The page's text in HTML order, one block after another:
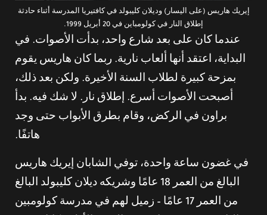
إيريك هاريس (على اليسار) وديلان كليبولد في كافتيريا المدرسة أثناء حادثة
إطلاق النار في كولومباين في 20 أبريل 1999.
عندما كان على بعد شارع واحد، بدأت الأصوات. في
البداية، اعتقد أنها ألعاب نارية. ربما كان هاريس يقوم
بمزحة كبيرة لطلاب السنة الأخيرة. ولكن بعد ذلك،
أصبحت الأصوات أسرع. إطلاق نار. لا شك فيه. بدأ
براون في الركض، وقام بطرق الأبواب حتى وجد
هاتفًا.
في غضون ساعة واحدة، توفي الشابان إيريك هاريس
البالغ من العمر 18 عامًا وشريكه ديلان كليبولد البالغ
من العمر 17 عامًا – زميل لهم في مدرسة كولومبين